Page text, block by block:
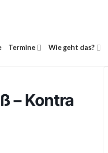
Termine Wie geht das?
– Kontra